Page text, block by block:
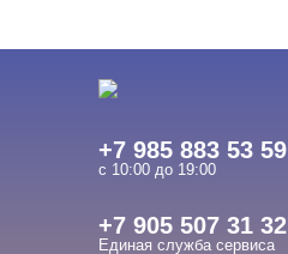
+7 985 883 53 59
с 10:00 до 19:00
+7 905 507 31 32
Единая служба сервиса